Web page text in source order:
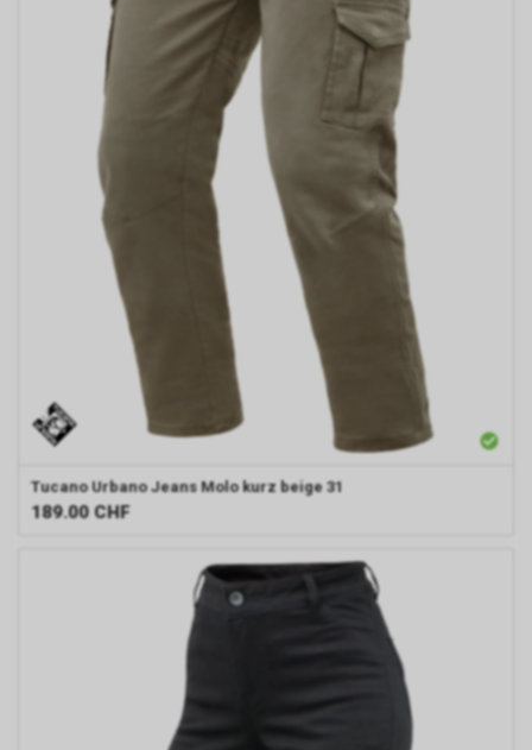
Tucano Urbano Jeans Molo kurz beige 31
189.00 CHF